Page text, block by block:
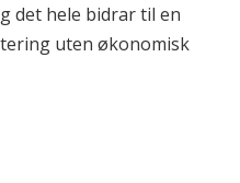
det hele bidrar til en
uten økonomisk